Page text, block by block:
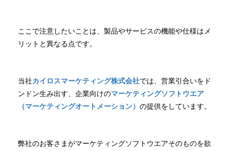
ここで注意したいことは、製品やサービスの機能や仕様はメ
リットと異なる点です。
当社カイロスマーケティング株式会社では、営業引合いをド
ンドン生み出す、企業向けのマーケティングソフトウエア
（マーケティングオートメーション） の提供をしています。
弊社のお客さまがマーケティングソフトウエアそのものを欲